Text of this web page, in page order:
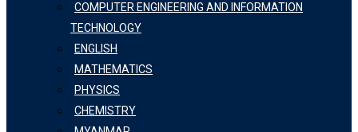
COMPUTER ENGINEERING AND INFORMATION
TECHNOLOGY
ENGLISH
MATHEMATICS
PHYSICS
CHEMISTRY